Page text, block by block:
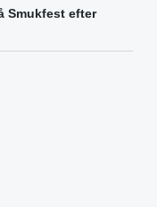
Smukfest efter